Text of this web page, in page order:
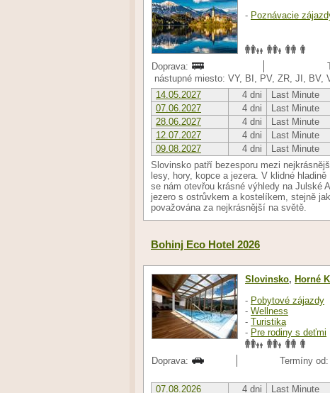
- Poznávacie
Doprava:
nástupné miesto: VY, BI, PV, ZR, JI, BV,
14.05.2027
4 dni Last Minute
07.06.2027
4 dni Last Minute
28.06.2027
4 dni Last Minute
12.07.2027
4 dni Last Minute
09.08.2027
4 dni Last Minute
Slovinsko patří bezesporu mezi
lesy, hory, kopce a jezera. V klidné
se nám otevřou krásné výhledy na Julské
jezero s ostrůvkem a kostelíkem, stejně
považována za nejkrásnější na světě.
Bohinj Eco Hotel 2026
Slovinsko, Horné
- Pobytové zájazdy
- Wellness
- Turistika
- Pre rodiny s deťmi
Doprava:
Termíny
07.08.2026 4 dni Last Minute